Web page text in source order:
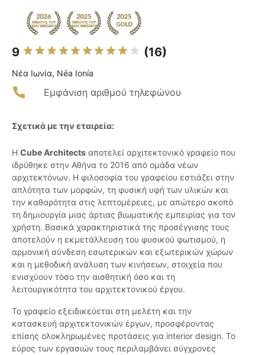
9 (16)
Νέα Ιωνία, Néa Ionía
Εμφάνιση αριθμού τηλεφώνου
Σχετικά με την εταιρεία:
Η Cube Architects αποτελεί αρχιτεκτονικό γραφείο που
ιδρύθηκε στην Αθήνα το 2016 από ομάδα νέων
αρχιτεκτόνων. Η φιλοσοφία του γραφείου εστιάζει στην
απλότητα των μορφών, τη φυσική υφή των υλικών και
την καθαρότητα στις λεπτομέρειες, με απώτερο σκοπό
τη δημιουργία μιας άρτιας βιωματικής εμπειρίας για τον
χρήστη. Βασικά χαρακτηριστικά της προσέγγισης τους
αποτελούν η εκμετάλλευση του φυσικού φωτισμού, η
αρμονική σύνδεση εσωτερικών και εξωτερικών χώρων
και η μεθοδική ανάλυση των κινήσεων, στοιχεία που
ενισχύουν τόσο την αισθητική όσο και τη
λειτουργικότητα του αρχιτεκτονικού έργου.
Το γραφείο εξειδικεύεται στη μελέτη και την
κατασκευή αρχιτεκτονικών έργων, προσφέροντας
επίσης ολοκληρωμένες προτάσεις για interior design. Το
εύρος των εργασιών τους περιλαμβάνει σύγχρονες